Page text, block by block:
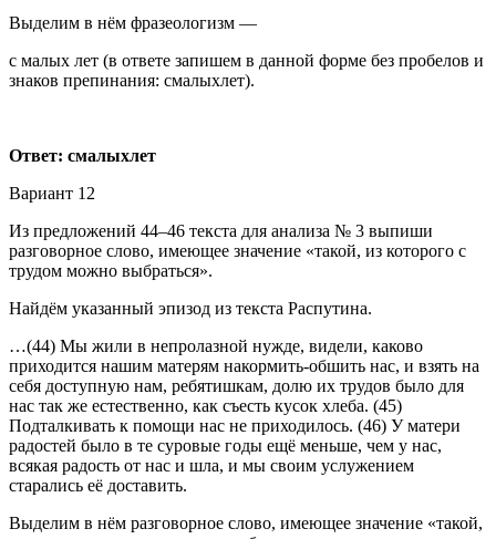
Выделим в нём фразеологизм —
с малых лет (в ответе запишем в данной форме без пробелов и
знаков препинания: смалыхлет).
Ответ: смалыхлет
Вариант 12
Из предложений 44–46 текста для анализа № 3 выпиши
разговорное слово, имеющее значение «такой, из которого с
трудом можно выбраться».
Найдём указанный эпизод из текста Распутина.
…(44) Мы жили в непролазной нужде, видели, каково
приходится нашим матерям накормить-обшить нас, и взять на
себя доступную нам, ребятишкам, долю их трудов было для
нас так же естественно, как съесть кусок хлеба. (45)
Подталкивать к помощи нас не приходилось. (46) У матери
радостей было в те суровые годы ещё меньше, чем у нас,
всякая радость от нас и шла, и мы своим услужением
старались её доставить.
Выделим в нём разговорное слово, имеющее значение «такой,